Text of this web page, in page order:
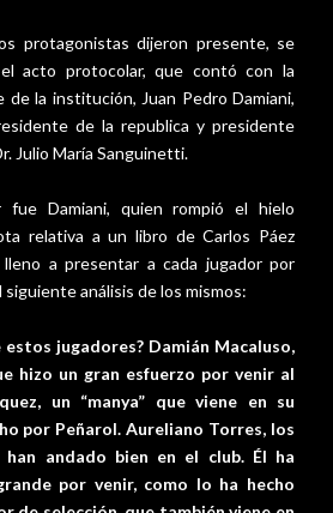
protagonistas dijeron presente, se
acto protocolar, que contó con la
de la institución, Juan Pedro Damiani,
de la republica y presidente
Julio María Sanguinetti.
fue Damiani, quien rompió el hielo
relativa a un libro de Carlos Páez
a presentar a cada jugador por
análisis de los mismos:
estos jugadores? Damián Macaluso,
hizo un gran esfuerzo por venir al
un “manya” que viene en su
por Peñarol. Aureliano Torres, los
han andado bien en el club. Él ha
por venir, como lo ha hecho